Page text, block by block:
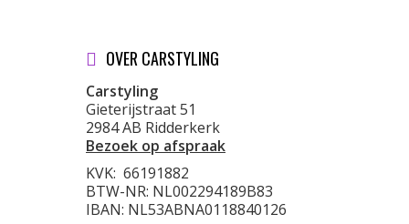
OVER CARSTYLING
Carstyling
Gieterijstraat 51
2984 AB Ridderkerk
Bezoek op afspraak
KVK: 66191882
BTW-NR: NL002294189B83
IBAN: NL53ABNA0118840126